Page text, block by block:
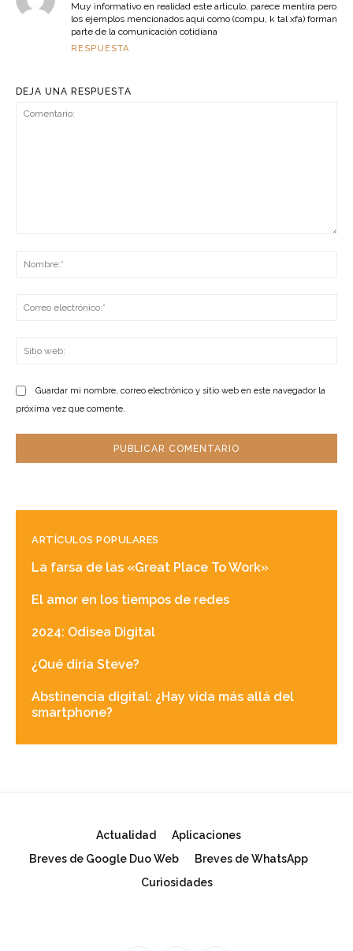
Muy informativo en realidad este articulo, parece mentira pero
los ejemplos mencionados aqui como (compu, k tal xfa) forman
parte de la comunicación cotidiana
RESPUESTA
DEJA UNA RESPUESTA
Guardar mi nombre, correo electrónico y sitio web en este navegador la
próxima vez que comente.
ARTÍCULOS POPULARES
La farsa de las «Great Place To Work»
El amor en los tiempos de redes
2024: Odisea Digital
¿Qué diría Steve?
Abstinencia digital: ¿Hay vida más allá del
smartphone?
Actualidad
Aplicaciones
Breves de Google Duo Web
Breves de WhatsApp
Curiosidades